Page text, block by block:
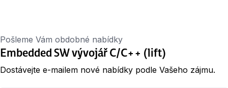
Pošleme Vám obdobné nabídky
Embedded SW vývojář C/C++ (lift)
Dostávejte e-mailem nové nabídky podle Vašeho zájmu.